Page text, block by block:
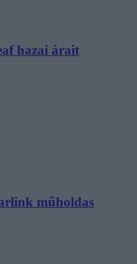
hazai árait
műholdas